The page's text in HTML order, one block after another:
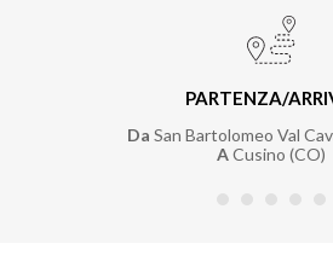
PARTENZA/
Da San Bartolomeo Val
ACusino (CO)